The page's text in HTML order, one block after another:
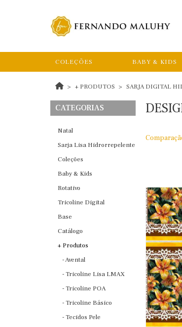
COLEÇÕES BABY & KIDS
+ PRODUTOS SARJA DIGITAL
CATEGORIAS
Natal
Sarja Lisa Hidrorrepelente
Coleções
Baby & Kids
Rotativo
Tricoline Digital
Base
Catálogo
+ Produtos
- Avental
- Tricoline Lisa LMAX
- Tricoline POA
- Tricoline Básico
- Tecidos Pele